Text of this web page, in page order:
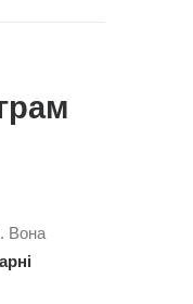
Вона